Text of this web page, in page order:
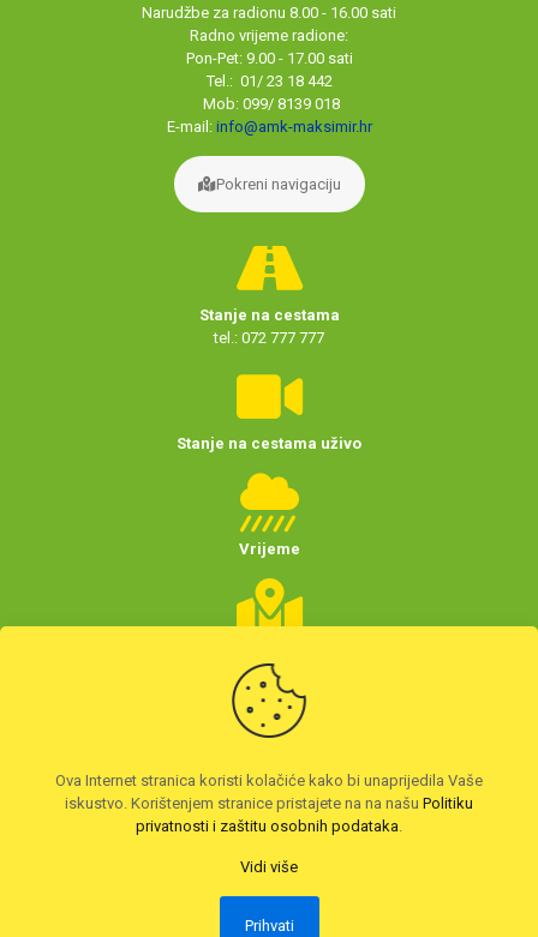
Narudžbe za radionu 8.00 - 16.00 sati
Radno vrijeme radione:
Pon-Pet: 9.00 - 17.00 sati
Tel.: 01/ 23 18 442
Mob: 099/ 8139 018
E-mail: info@amk-maksimir.hr
Pokreni navigaciju
Stanje na cestama
tel.: 072 777 777
Stanje na cestama uživo
Vrijeme
(Hrvatske)
Preuzmite HAK aplikaciju
2026. © Autoklub Maksimir
Ova Internet stranica koristi kolačiće kako bi unaprijedila Vaše
iskustvo. Korištenjem stranice pristajete na na našu Politiku
privatnosti i zaštitu osobnih podataka.
Vidi više
Prihvati